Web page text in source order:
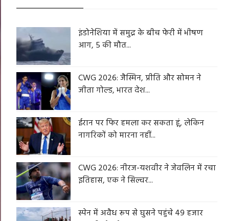
इंडोनेशिया में समुद्र के बीच फेरी में भीषण
आग, 5 की मौत...
CWG 2026: जैस्मिन, प्रीति और सोमन ने
जीता गोल्ड, भारत देश...
ईरान पर फिर हमला कर सकता हूं, लेकिन
नागरिकों को मारना नहीं...
CWG 2026: नीरज-यशवीर ने जेवलिन में रचा
इतिहास, एक ने सिल्वर...
स्पेन में अवैध रूप से घुसने पहुंचे 49 हजार